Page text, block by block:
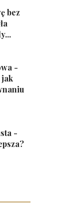
bez
-
jak
-